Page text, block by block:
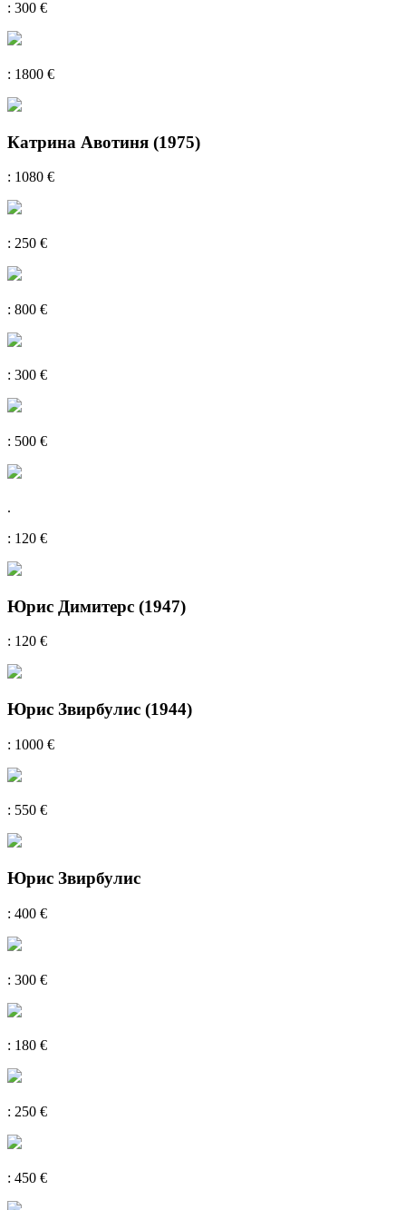
: 300 €
: 1800 €
Катрина Авотиня (1975)
: 1080 €
: 250 €
: 800 €
: 300 €
: 500 €
.
: 120 €
Юрис Димитерс (1947)
: 120 €
Юрис Звирбулис (1944)
: 1000 €
: 550 €
Юрис Звирбулис
: 400 €
: 300 €
: 180 €
: 250 €
: 450 €